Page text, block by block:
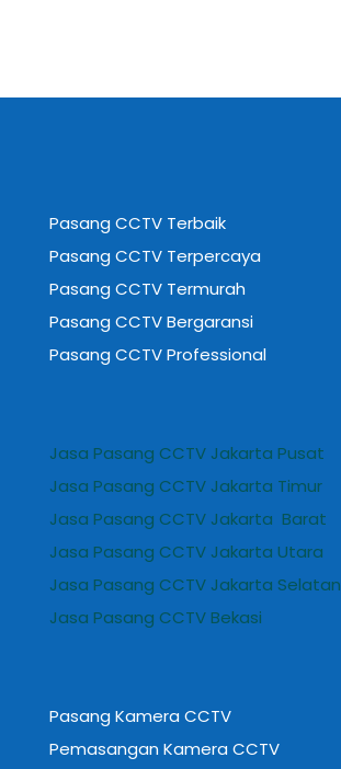
Pasang CCTV Terbaik
Pasang CCTV Terpercaya
Pasang CCTV Termurah
Pasang CCTV Bergaransi
Pasang CCTV Professional
Jasa Pasang CCTV Jakarta Pusat
Jasa Pasang CCTV Jakarta Timur
Jasa Pasang CCTV Jakarta Barat
Jasa Pasang CCTV Jakarta Utara
Jasa Pasang CCTV Jakarta Selatan
Jasa Pasang CCTV Bekasi
Pasang Kamera CCTV
Pemasangan Kamera CCTV